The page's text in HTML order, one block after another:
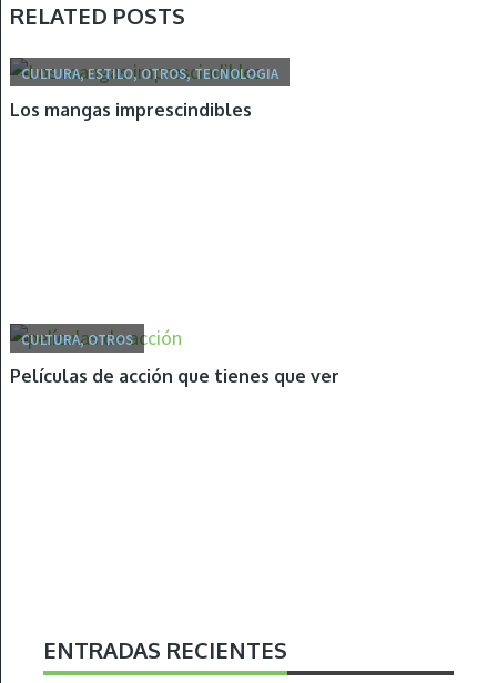
RELATED POSTS
CULTURA, ESTILO, OTROS, TECNOLOGIA
Los mangas imprescindibles
CULTURA, OTROS
Películas de acción que tienes que ver
ENTRADAS RECIENTES